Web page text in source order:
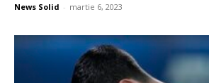
News Solid - martie 6, 2023